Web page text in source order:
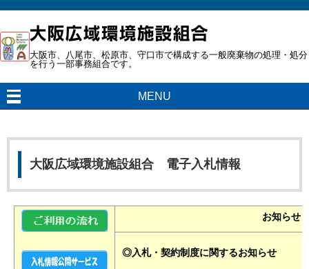
大阪市、八尾市、松原市、守口市で構成する一般廃棄物の処理・処分
を行う一部事務組合です。
MENU
大阪広域環境施設組合 電子入札情報
お知らせ
◎入札・契約制度に関するお知らせ